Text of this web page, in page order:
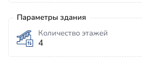
Параметры здания
Количество этажей
4